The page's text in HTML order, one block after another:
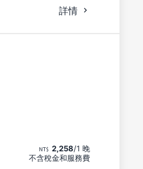
詳情
2,258/1 晚
不含稅金和服務費